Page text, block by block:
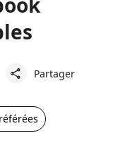
share Partager